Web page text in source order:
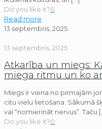
Do you like it?0
Read more
13 septembris, 2025
13 septembris, 2025
Atkarība un miegs:
miega ritmu un ko
Miegs ir viena no pirmajām
citu vielu lietošana. Sākumā
vai “nomierināt nervus”. Taču
Do you like it?0